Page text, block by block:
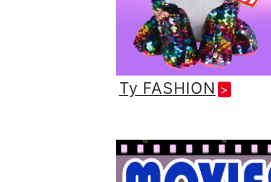
Ty FASHION